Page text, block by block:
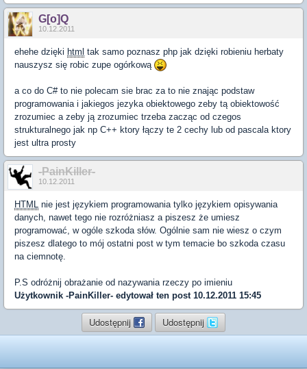
G[o]Q
10.12.2011
ehehe dzięki html tak samo poznasz php jak dzięki robieniu herbaty
nauszysz się robic zupe ogórkową
a co do C# to nie polecam sie brac za to nie znając podstaw
programowania i jakiegos jezyka obiektowego zeby tą obiektowość
zrozumiec a zeby ją zrozumiec trzeba zacząc od czegos
strukturalnego jak np C++ ktory łączy te 2 cechy lub od pascala ktory
jest ultra prosty
-PainKiller-
10.12.2011
HTML nie jest językiem programowania tylko językiem opisywania
danych, nawet tego nie rozróżniasz a piszesz że umiesz
programować, w ogóle szkoda słów. Ogólnie sam nie wiesz o czym
piszesz dlatego to mój ostatni post w tym temacie bo szkoda czasu
na ciemnotę.
P.S odróżnij obrażanie od nazywania rzeczy po imieniu
Użytkownik -PainKiller- edytował ten post 10.12.2011 15:45
Udostępnij Udostępnij